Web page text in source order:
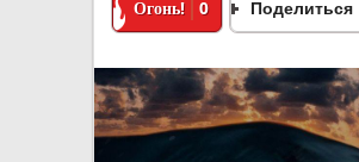
Огонь! 0 Поделиться